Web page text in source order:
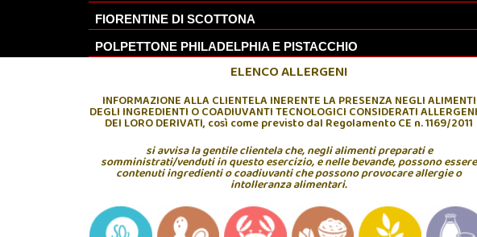
FIORENTINE DI SCOTTONA
POLPETTONE PHILADELPHIA E PISTACCHIO
ELENCO ALLERGENI
INFORMAZIONE ALLA CLIENTELA INERENTE LA PRESENZA NEGLI ALIMENTI
DEGLI INGREDIENTI O COADIUVANTI TECNOLOGICI CONSIDERATI
DEI LORO DERIVATI, così come previsto dal Regolamento CE n. 1169/2011
si avvisa la gentile clientela che, negli alimenti preparati e
somministrati/venduti in questo esercizio, e nelle bevande, possono essere
contenuti ingredienti o coadiuvanti che possono provocare allergie o
intolleranza alimentari.